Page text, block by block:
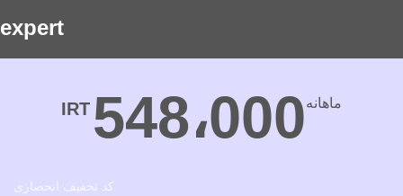
expert
IRT 548،000ماهانه
کد تخفیف انحصاری